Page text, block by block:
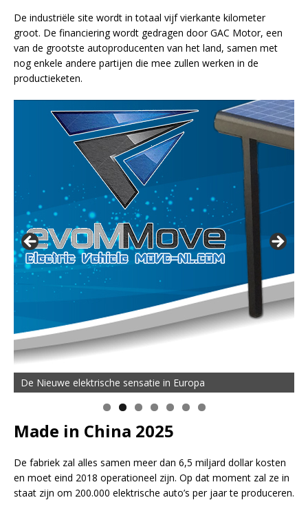
De industriële site wordt in totaal vijf vierkante kilometer
groot. De financiering wordt gedragen door GAC Motor, een
van de grootste autoproducenten van het land, samen met
nog enkele andere partijen die mee zullen werken in de
productieketen.
De Nieuwe elektrische sensatie in Europa
Made in China 2025
De fabriek zal alles samen meer dan 6,5 miljard dollar kosten
en moet eind 2018 operationeel zijn. Op dat moment zal ze in
staat zijn om 200.000 elektrische auto’s per jaar te produceren.